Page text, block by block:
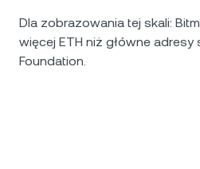
Dla zobrazowania tej skali:
więcej ETH niż główne adresy
Foundation.